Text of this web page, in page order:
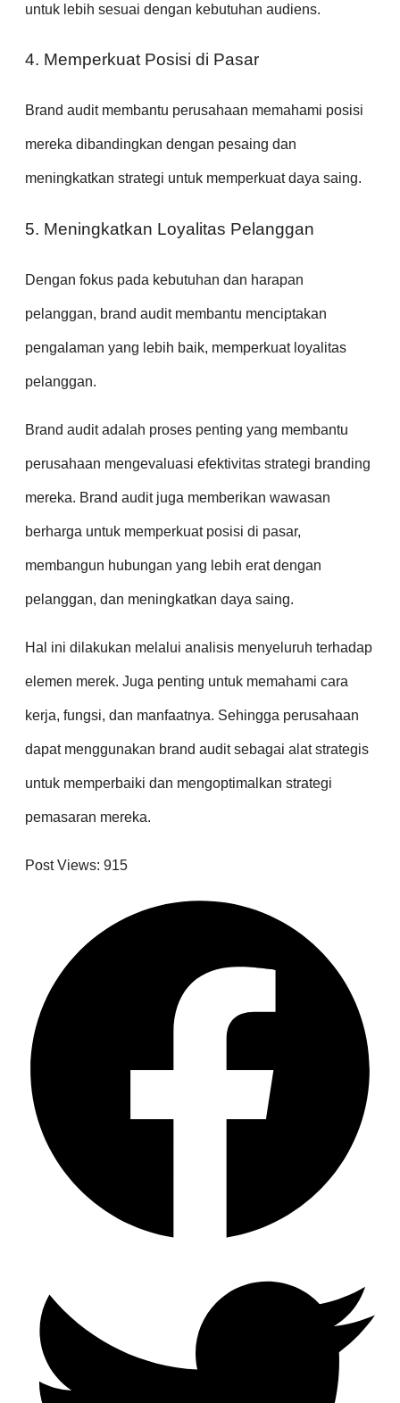
untuk lebih sesuai dengan kebutuhan audiens.
4. Memperkuat Posisi di Pasar
Brand audit membantu perusahaan memahami posisi
mereka dibandingkan dengan pesaing dan
meningkatkan strategi untuk memperkuat daya saing.
5. Meningkatkan Loyalitas Pelanggan
Dengan fokus pada kebutuhan dan harapan
pelanggan, brand audit membantu menciptakan
pengalaman yang lebih baik, memperkuat loyalitas
pelanggan.
Brand audit adalah proses penting yang membantu
perusahaan mengevaluasi efektivitas strategi branding
mereka. Brand audit juga memberikan wawasan
berharga untuk memperkuat posisi di pasar,
membangun hubungan yang lebih erat dengan
pelanggan, dan meningkatkan daya saing.
Hal ini dilakukan melalui analisis menyeluruh terhadap
elemen merek. Juga penting untuk memahami cara
kerja, fungsi, dan manfaatnya. Sehingga perusahaan
dapat menggunakan brand audit sebagai alat strategis
untuk memperbaiki dan mengoptimalkan strategi
pemasaran mereka.
Post Views: 915